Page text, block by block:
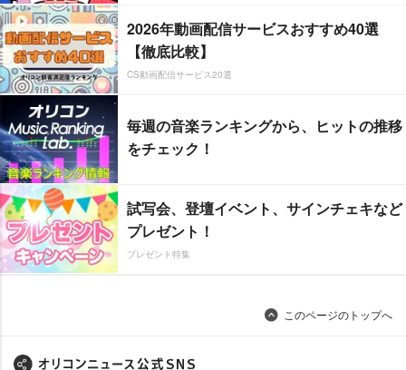
2026年動画配信サービスおすすめ40選
【徹底比較】
CS動画配信サービス20選
毎週の音楽ランキングから、ヒットの推移
をチェック！
試写会、登壇イベント、サインチェキなど
プレゼント！
プレゼント特集
このページのトップへ